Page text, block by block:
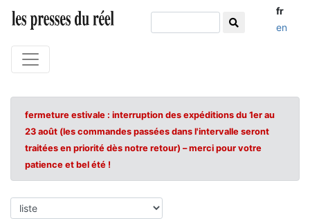
fr
en
fermeture estivale : interruption des expéditions du 1er au
23 août (les commandes passées dans l'intervalle seront
traitées en priorité dès notre retour) – merci pour votre
patience et bel été !